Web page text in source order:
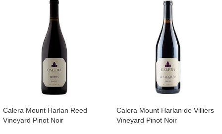
​Calera Mount Harlan Reed
Vineyard Pinot Noir
​Calera Mount Harlan de Villiers
Vineyard Pinot Noir